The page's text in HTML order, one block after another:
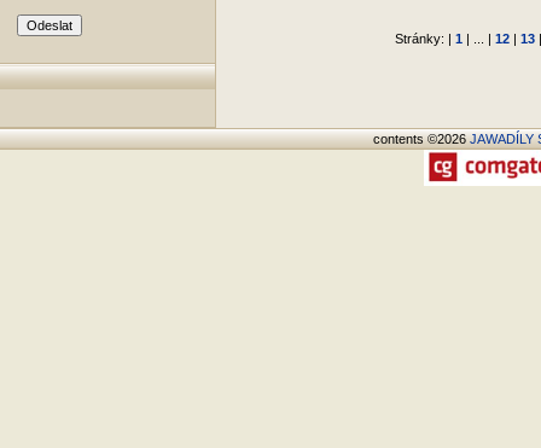
Stránky: | 1| ... | 12| 13
contents ©2026JAWADÍLY